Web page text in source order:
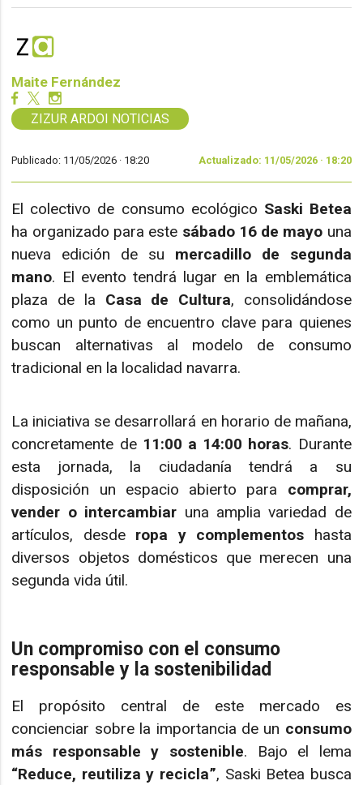
Maite Fernández
ZIZUR ARDOI NOTICIAS
Publicado: 11/05/2026 · 18:20 Actualizado: 11/05/2026 · 18:20
El colectivo de consumo ecológico Saski Betea
ha organizado para este sábado 16 de mayo una
nueva edición de su mercadillo de segunda
mano. El evento tendrá lugar en la emblemática
plaza de la Casa de Cultura, consolidándose
como un punto de encuentro clave para quienes
buscan alternativas al modelo de consumo
tradicional en la localidad navarra.
La iniciativa se desarrollará en horario de mañana,
concretamente de 11:00 a 14:00 horas. Durante
esta jornada, la ciudadanía tendrá a su
disposición un espacio abierto para comprar,
vender o intercambiar una amplia variedad de
artículos, desde ropa y complementos hasta
diversos objetos domésticos que merecen una
segunda vida útil.
Un compromiso con el consumo
responsable y la sostenibilidad
El propósito central de este mercado es
concienciar sobre la importancia de un consumo
más responsable y sostenible. Bajo el lema
“Reduce, reutiliza y recicla”, Saski Betea busca